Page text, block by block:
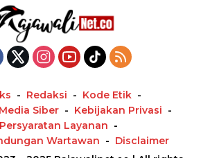
Redaksi
Kode Etik
Siber
Kebijakan Privasi
Persyaratan Layanan
Wartawan
Disclaimer